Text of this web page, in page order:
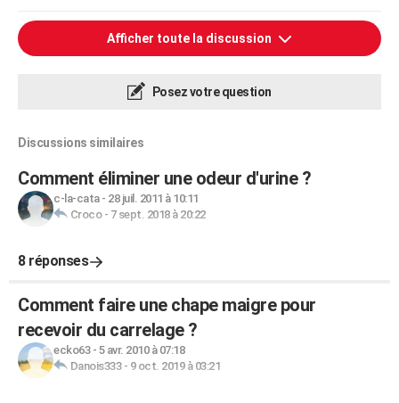
Afficher toute la discussion
Posez votre question
Discussions similaires
Comment éliminer une odeur d'urine ?
c-la-cata- 28 juil. 2011 à 10:11
Croco- 7 sept. 2018 à 20:22
8 réponses
Comment faire une chape maigre pour
recevoir du carrelage ?
ecko63- 5 avr. 2010 à 07:18
Danois333- 9 oct. 2019 à 03:21